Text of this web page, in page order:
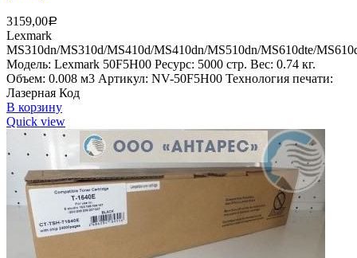
3159,00Р
Lexmark
MS310dn/MS310d/MS410d/MS410dn/MS510dn/MS610dte/
Модель: Lexmark 50F5H00 Ресурс: 5000 стр. Вес: 0.74 кг.
Объем: 0.008 м3 Артикул: NV-50F5H00 Технология печати:
Лазерная Код
В корзину
Quick view